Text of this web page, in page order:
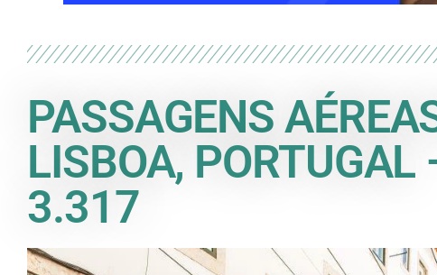
PASSAGENS
LISBOA, PORTUGAL
3.317